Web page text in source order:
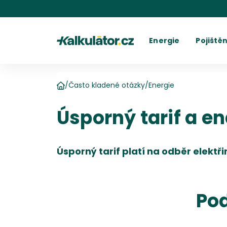
Kalkulátor.cz Energie
Kalkulačka elektřiny
Povinné
Domů
/Často kladené otázky/Energie
Úsporný tarif a
Úsporný tarif platí na odběr